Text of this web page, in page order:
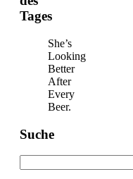
Tages
She’s
Looking
Better
After
Every
Beer.
Suche